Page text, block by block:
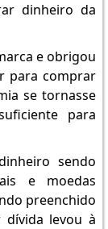
dinheiro da
e obrigou
para comprar
se tornasse
para
sendo
e moedas
preenchido
levou à